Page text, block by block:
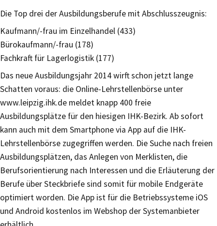
Die Top drei der Ausbildungsberufe mit Abschlusszeugnis:
Kaufmann/-frau im Einzelhandel (433)
Bürokaufmann/-frau (178)
Fachkraft für Lagerlogistik (177)
Das neue Ausbildungsjahr 2014 wirft schon jetzt lange
Schatten voraus: die Online-Lehrstellenbörse unter
www.leipzig.ihk.de meldet knapp 400 freie
Ausbildungsplätze für den hiesigen IHK-Bezirk. Ab sofort
kann auch mit dem Smartphone via App auf die IHK-
Lehrstellenbörse zugegriffen werden. Die Suche nach freien
Ausbildungsplätzen, das Anlegen von Merklisten, die
Berufsorientierung nach Interessen und die Erläuterung der
Berufe über Steckbriefe sind somit für mobile Endgeräte
optimiert worden. Die App ist für die Betriebssysteme iOS
und Android kostenlos im Webshop der Systemanbieter